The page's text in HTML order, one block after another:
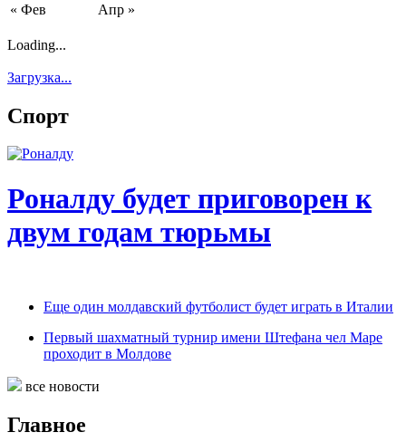
« Фев Апр »
Loading...
Загрузка...
Спорт
Роналду будет приговорен к
двум годам тюрьмы
Еще один молдавский футболист будет играть в Италии
Первый шахматный турнир имени Штефана чел Маре
проходит в Молдове
все новости
Главное